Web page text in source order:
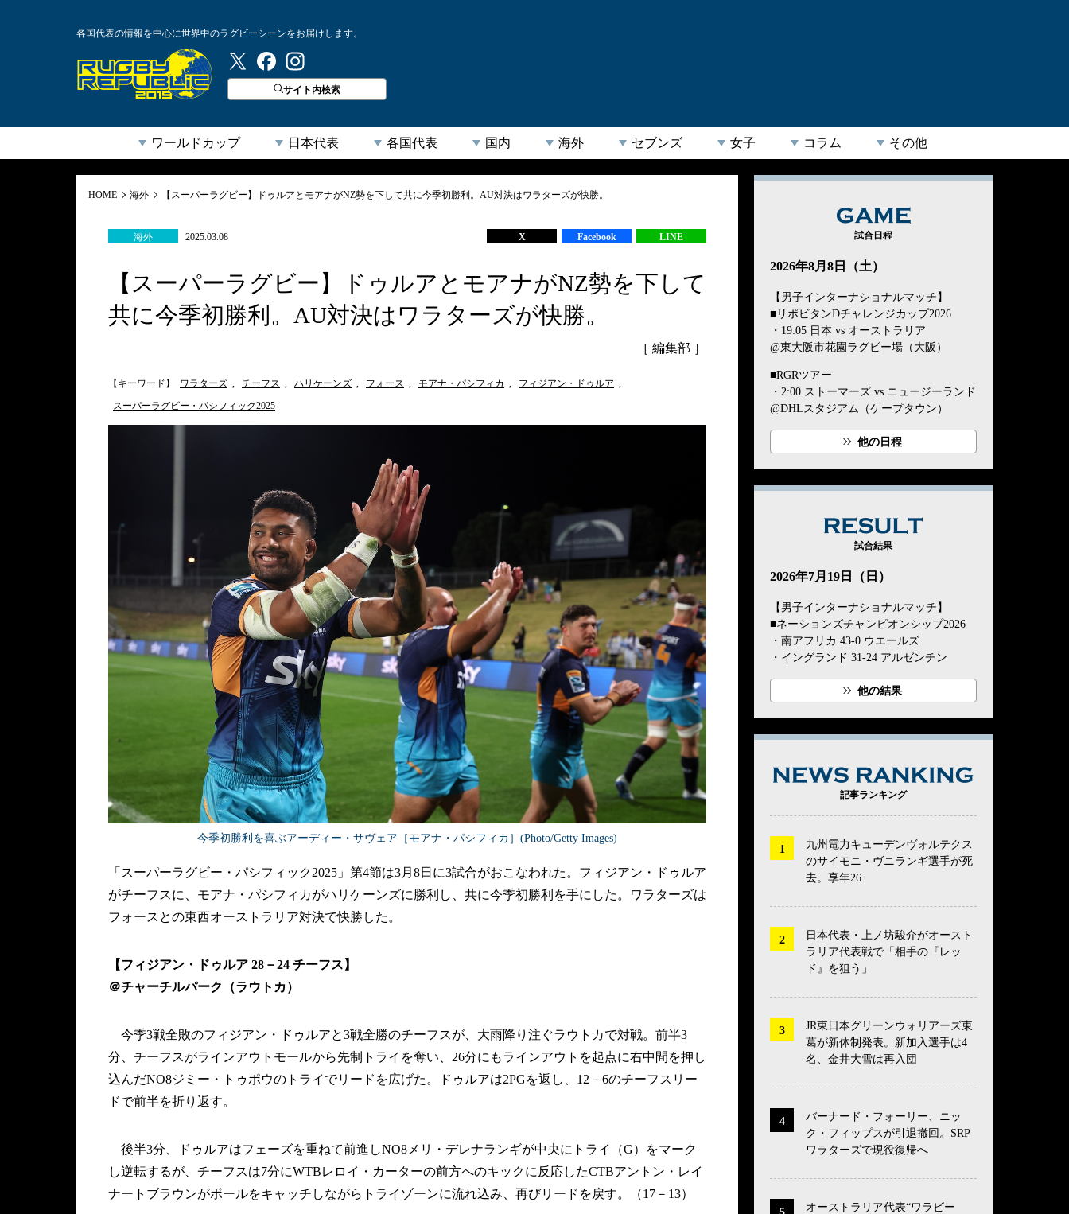
各国代表の情報を中心に世界中のラグビーシーンをお届けします。
ラグビーリパブリック
サイト内検索
ワールドカップ 日本代表 各国代表 国内 海外 セブンズ 女子 コラム その他
HOME 海外 【スーパーラグビー】ドゥルアとモアナがNZ勢を下して共に今季初勝利。AU対決はワラターズが快勝。
海外 2025.03.08 X Facebook LINE
【スーパーラグビー】ドゥルアとモアナがNZ勢を下して
共に今季初勝利。AU対決はワラターズが快勝。
［ 編集部 ］
【キーワード】 ワラターズ , チーフス , ハリケーンズ , フォース , モアナ・パシフィカ , フィジアン・ドゥルア ,
スーパーラグビー・パシフィック2025
今季初勝利を喜ぶアーディー・サヴェア［モアナ・パシフィカ］(Photo/Getty Images)
「スーパーラグビー・パシフィック2025」第4節は3月8日に3試合がおこなわれた。フィジアン・ドゥルア
がチーフスに、モアナ・パシフィカがハリケーンズに勝利し、共に今季初勝利を手にした。ワラターズは
フォースとの東西オーストラリア対決で快勝した。
【フィジアン・ドゥルア 28－24 チーフス】
＠チャーチルパーク（ラウトカ）
今季3戦全敗のフィジアン・ドゥルアと3戦全勝のチーフスが、大雨降り注ぐラウトカで対戦。前半3
分、チーフスがラインアウトモールから先制トライを奪い、26分にもラインアウトを起点に右中間を押し
込んだNO8ジミー・トゥポウのトライでリードを広げた。ドゥルアは2PGを返し、12－6のチーフスリー
ドで前半を折り返す。
後半3分、ドゥルアはフェーズを重ねて前進しNO8メリ・デレナランギが中央にトライ（G）をマーク
し逆転するが、チーフスは7分にWTBレロイ・カーターの前方へのキックに反応したCTBアントン・レイ
ナートブラウンがボールをキャッチしながらトライゾーンに流れ込み、再びリードを戻す。（17－13）
GAME
試合日程
2026年8月8日（土）
【男子インターナショナルマッチ】
■リポビタンDチャレンジカップ2026
・19:05 日本 vs オーストラリア
@東大阪市花園ラグビー場（大阪）
■RGRツアー
・2:00 ストーマーズ vs ニュージーランド
@DHLスタジアム（ケープタウン）
他の日程
試合結果
2026年7月19日（日）
【男子インターナショナルマッチ】
■ネーションズチャンピオンシップ2026
・南アフリカ 43-0 ウエールズ
・イングランド 31-24 アルゼンチン
他の結果
記事ランキング
九州電力キューデンヴォルテクス
のサイモニ・ヴニランギ選手が死
去。享年26
日本代表・上ノ坊駿介がオースト
ラリア代表戦で「相手の『レッ
ド』を狙う」
JR東日本グリーンウォリアーズ東
葛が新体制発表。新加入選手は4
名、金井大雪は再入団
バーナード・フォーリー、ニッ
ク・フィップスが引退撤回。SRP
ワラターズで現役復帰へ
オーストラリア代表“ワラビー